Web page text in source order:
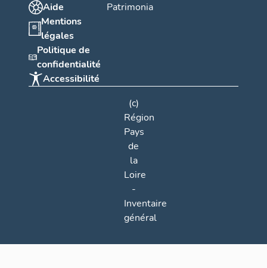
Aide
Mentions
légales
Politique de
confidentialité
Accessibilité
Patrimonia
(c)
Région
Pays
de
la
Loire
-
Inventaire
général